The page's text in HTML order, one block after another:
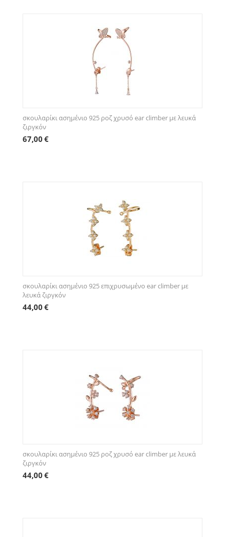
σκουλαρίκι ασημένιο 925 ροζ χρυσό ear climber με λευκά
ζιργκόν
67,00 €
σκουλαρίκι ασημένιο 925 επιχρυσωμένο ear climber με
λευκά ζιργκόν
44,00 €
σκουλαρίκι ασημένιο 925 ροζ χρυσό ear climber με λευκά
ζιργκόν
44,00 €